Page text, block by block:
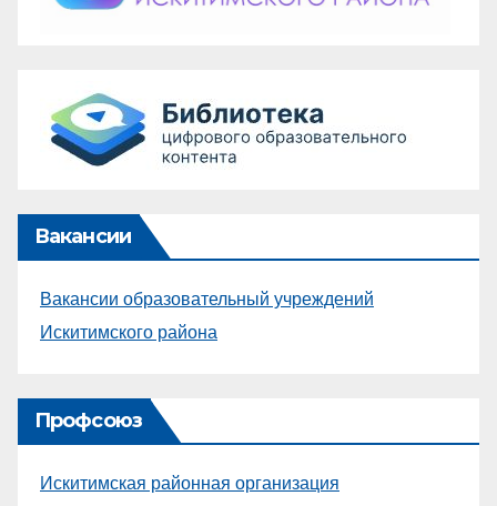
Вакансии
Вакансии образовательный учреждений
Искитимского района
Профсоюз
Искитимская районная организация